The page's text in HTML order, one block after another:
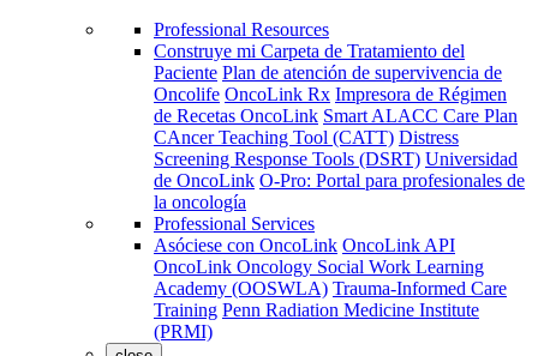
Professional Resources
Construye mi Carpeta de Tratamiento del
Paciente Plan de atención de supervivencia de
Oncolife OncoLink Rx Impresora de Régimen
de Recetas OncoLink Smart ALACC Care Plan
CAncer Teaching Tool (CATT) Distress
Screening Response Tools (DSRT) Universidad
de OncoLink O-Pro: Portal para profesionales de
la oncología
Professional Services
Asóciese con OncoLink OncoLink API
OncoLink Oncology Social Work Learning
Academy (OOSWLA) Trauma-Informed Care
Training Penn Radiation Medicine Institute
(PRMI)